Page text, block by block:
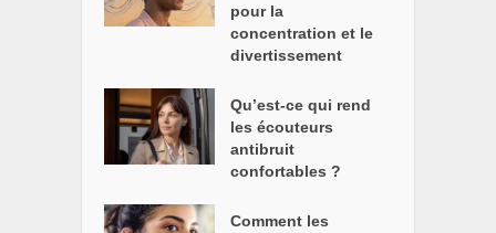
pour la
concentration et le
divertissement
Qu’est-ce qui rend
les écouteurs
antibruit
confortables ?
Comment les